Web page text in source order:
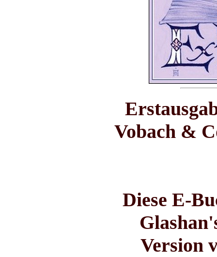
Vobach &
Diese E-
Version